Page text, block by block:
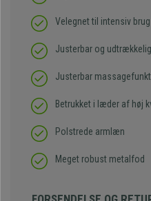
Velegnet til intensiv
Justerbar og
Justerbar
Betrukket i læder af høj
Polstrede armlæn
Meget robust metalfod